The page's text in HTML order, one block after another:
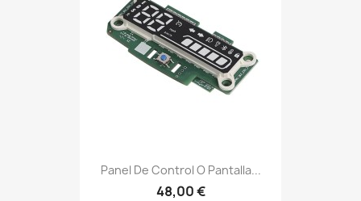
Panel De Control O Pantalla...
48,00 €